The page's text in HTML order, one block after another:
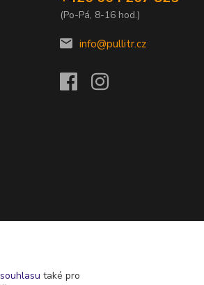
(Po-Pá, 8-16 hod.)
info@pullitr.cz
souhlasu také pro